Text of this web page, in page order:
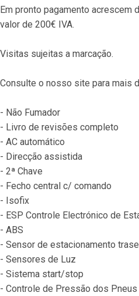
Em pronto pagamento acrescem
valor de 200€ IVA.
Visitas sujeitas a marcação.
Consulte o nosso site para mais
- Não Fumador
- Livro de revisões completo
- AC automático
- Direcção assistida
- 2ª Chave
- Fecho central c/ comando
- Isofix
- ESP Controle Electrónico de
- ABS
- Sensor de estacionamento
- Sensores de Luz
- Sistema start/stop
- Controle de Pressão dos Pneus